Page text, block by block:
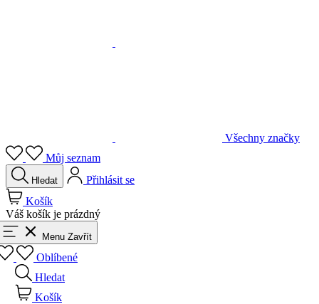
Můj seznam
Hledat
Přihlásit se
Košík
Váš košík je prázdný
Menu Zavřít
Oblíbené
Hledat
Košík